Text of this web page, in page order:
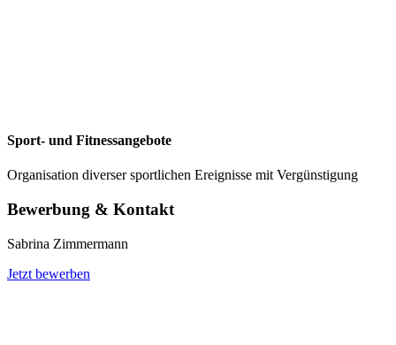
Sport- und Fitnessangebote
Organisation diverser sportlichen Ereignisse mit Vergünstigung
Bewerbung & Kontakt
Sabrina Zimmermann
Jetzt bewerben